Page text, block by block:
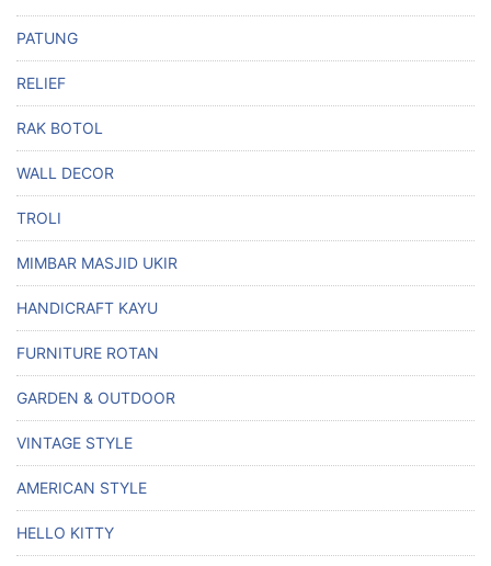
PATUNG
RELIEF
RAK BOTOL
WALL DECOR
TROLI
MIMBAR MASJID UKIR
HANDICRAFT KAYU
FURNITURE ROTAN
GARDEN & OUTDOOR
VINTAGE STYLE
AMERICAN STYLE
HELLO KITTY